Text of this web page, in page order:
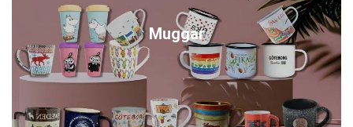
Muggar